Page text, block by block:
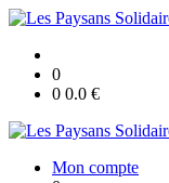
0
0 0.0 €
Mon compte